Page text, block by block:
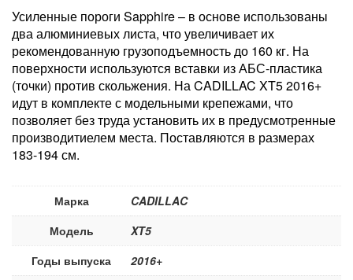
Усиленные пороги Sapphire – в основе использованы
два алюминиевых листа, что увеличивает их
рекомендованную грузоподъемность до 160 кг. На
поверхности используются вставки из АБС-пластика
(точки) против скольжения. На CADILLAC XT5 2016+
идут в комплекте с модельными крепежами, что
позволяет без труда установить их в предусмотренные
производитиелем места. Поставляются в размерах
183-194 см.
Марка
CADILLAC
Модель
XT5
Годы выпуска
2016+